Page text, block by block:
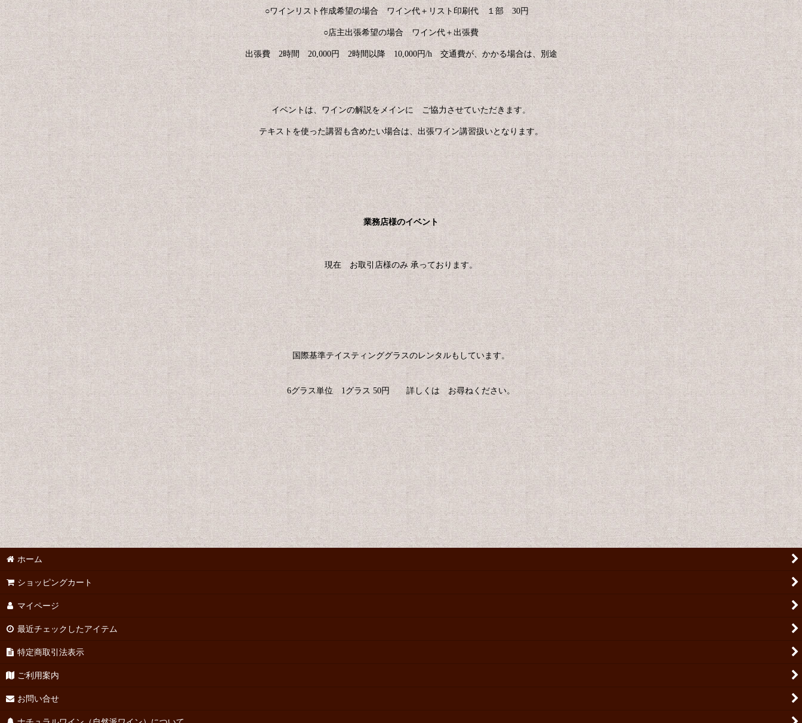
○ワインリスト作成希望の場合 ワイン代＋リスト印刷代 １部 30円
○店主出張希望の場合 ワイン代＋出張費
出張費 2時間 20,000円 2時間以降 10,000円/h 交通費が、かかる場合は、別途
イベントは、ワインの解説をメインに ご協力させていただきます。
テキストを使った講習も含めたい場合は、出張ワイン講習扱いとなります。
業務店様のイベント
現在 お取引店様のみ 承っております。
国際基準テイスティンググラスのレンタルもしています。
6グラス単位 1グラス 50円 詳しくは お尋ねください。
ホーム
ショッピングカート
マイページ
最近チェックしたアイテム
特定商取引法表示
ご利用案内
お問い合せ